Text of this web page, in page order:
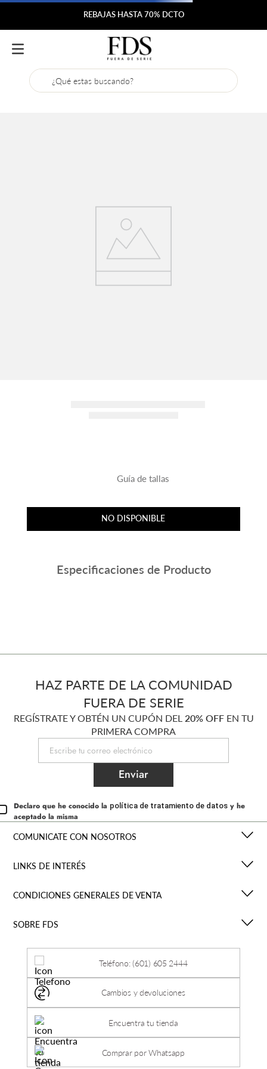
REBAJAS HASTA 70% DCTO
¿Qué estas buscando?
Guía de tallas
NO DISPONIBLE
Especificaciones de Producto
HAZ PARTE DE LA COMUNIDAD
FUERA DE SERIE
REGÍSTRATE Y OBTÉN UN CUPÓN DEL 20% OFFEN TU
PRIMERA COMPRA
Enviar
Declaro que he conocido la política de tratamiento de datos y he
aceptado la misma
COMUNICATE CON NOSOTROS
LINKS DE INTERÉS
CONDICIONES GENERALES DE VENTA
SOBRE FDS
Teléfono: (601) 605 2444
Cambios y devoluciones
Encuentra tu tienda
Comprar por Whatsapp